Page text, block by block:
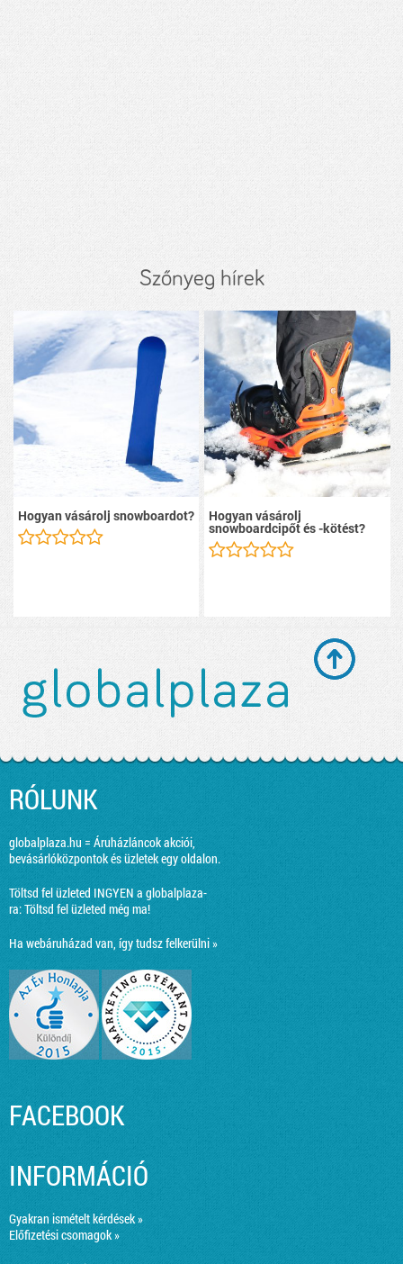
Szőnyeg hírek
Hogyan vásárolj snowboardot? Hogyan vásárolj
snowboardcipőt és -kötést?
RÓLUNK
globalplaza.hu = Áruházláncok akciói,
bevásárlóközpontok és üzletek egy oldalon.
Töltsd fel üzleted INGYEN a globalplaza-
ra:Töltsd fel üzleted még ma!
Ha webáruházad van, így tudsz felkerülni »
FACEBOOK
INFORMÁCIÓ
Gyakran ismételt kérdések »
Előfizetési csomagok »